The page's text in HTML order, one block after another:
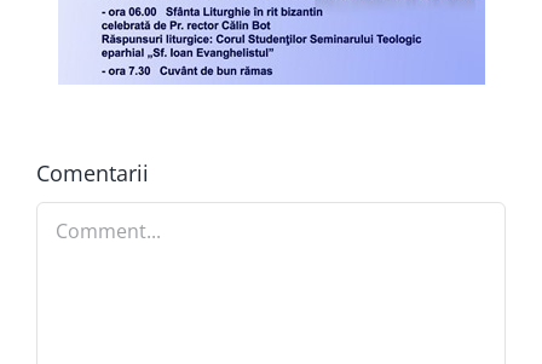
Comentarii
Comment